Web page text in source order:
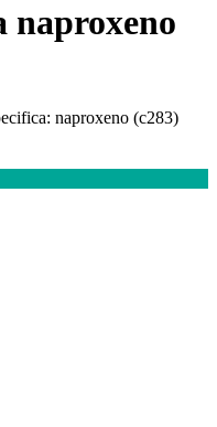
naproxeno
naproxeno (c283)